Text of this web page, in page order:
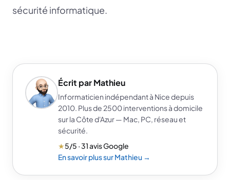
sécurité informatique.
Écrit par Mathieu
Informaticien indépendant à Nice depuis
2010. Plus de 2500 interventions à domicile
sur la Côte d'Azur — Mac, PC, réseau et
sécurité.
★5/5 · 31 avis Google
En savoir plus sur Mathieu →